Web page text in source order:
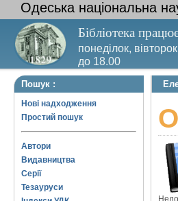
Одеська національна
Бібліотека
понеділок,
до 18.00
Вихідний день –
Пошук :
Нові надходження
Простий пошук
Автори
Видавництва
Серії
Тезауруси